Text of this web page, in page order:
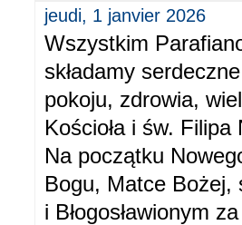
jeudi, 1 janvier 2026
Wszystkim
składamy
pokoju, zdrowia,
Kościoła i św. Filipa
Na początku
Bogu, Matce Bożej,
i Błogosławionym